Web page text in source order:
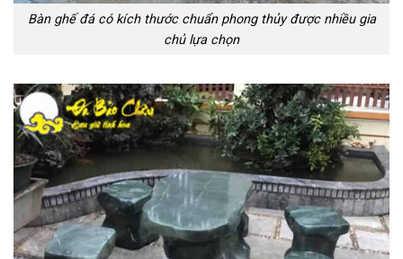
Bàn ghế đá có kích thước chuẩn phong thủy được nhiều gia
chủ lựa chọn